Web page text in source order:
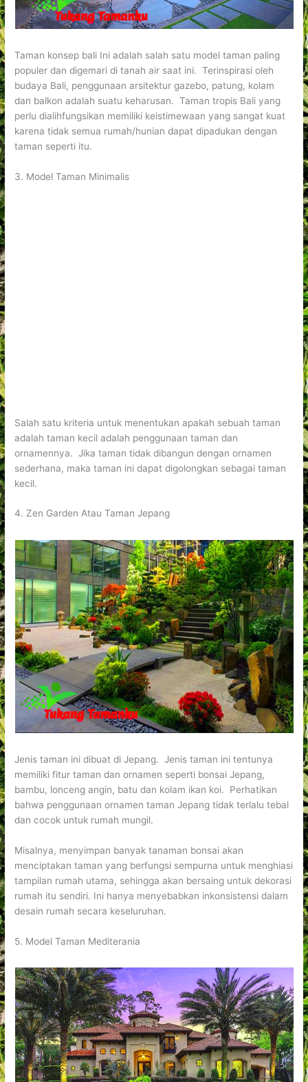
Taman konsep bali Ini adalah salah satu model taman paling
populer dan digemari di tanah air saat ini. Terinspirasi oleh
budaya Bali, penggunaan arsitektur gazebo, patung, kolam
dan balkon adalah suatu keharusan. Taman tropis Bali yang
perlu dialihfungsikan memiliki keistimewaan yang sangat kuat
karena tidak semua rumah/hunian dapat dipadukan dengan
taman seperti itu.
3. Model Taman Minimalis
Salah satu kriteria untuk menentukan apakah sebuah taman
adalah taman kecil adalah penggunaan taman dan
ornamennya. Jika taman tidak dibangun dengan ornamen
sederhana, maka taman ini dapat digolongkan sebagai taman
kecil.
4. Zen Garden Atau Taman Jepang
Jenis taman ini dibuat di Jepang. Jenis taman ini tentunya
memiliki fitur taman dan ornamen seperti bonsai Jepang,
bambu, lonceng angin, batu dan kolam ikan koi. Perhatikan
bahwa penggunaan ornamen taman Jepang tidak terlalu tebal
dan cocok untuk rumah mungil.
Misalnya, menyimpan banyak tanaman bonsai akan
menciptakan taman yang berfungsi sempurna untuk menghiasi
tampilan rumah utama, sehingga akan bersaing untuk dekorasi
rumah itu sendiri. Ini hanya menyebabkan inkonsistensi dalam
desain rumah secara keseluruhan.
5. Model Taman Mediterania